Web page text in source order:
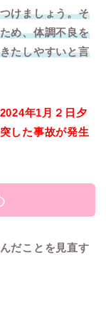
けましょう。そ
め、体調不良を
たしやすいと言
年1月２日夕
した事故が発生
だことを見直す